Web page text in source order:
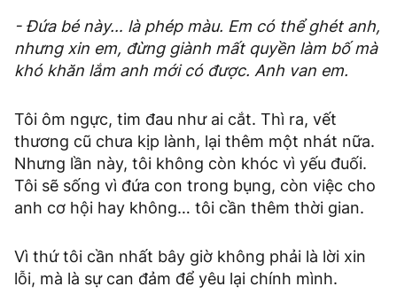
- Đứa bé này… là phép màu. Em có thể ghét anh,
nhưng xin em, đừng giành mất quyền làm bố mà
khó khăn lắm anh mới có được. Anh van em.
Tôi ôm ngực, tim đau như ai cắt. Thì ra, vết
thương cũ chưa kịp lành, lại thêm một nhát nữa.
Nhưng lần này, tôi không còn khóc vì yếu đuối.
Tôi sẽ sống vì đứa con trong bụng, còn việc cho
anh cơ hội hay không… tôi cần thêm thời gian.
Vì thứ tôi cần nhất bây giờ không phải là lời xin
lỗi, mà là sự can đảm để yêu lại chính mình.